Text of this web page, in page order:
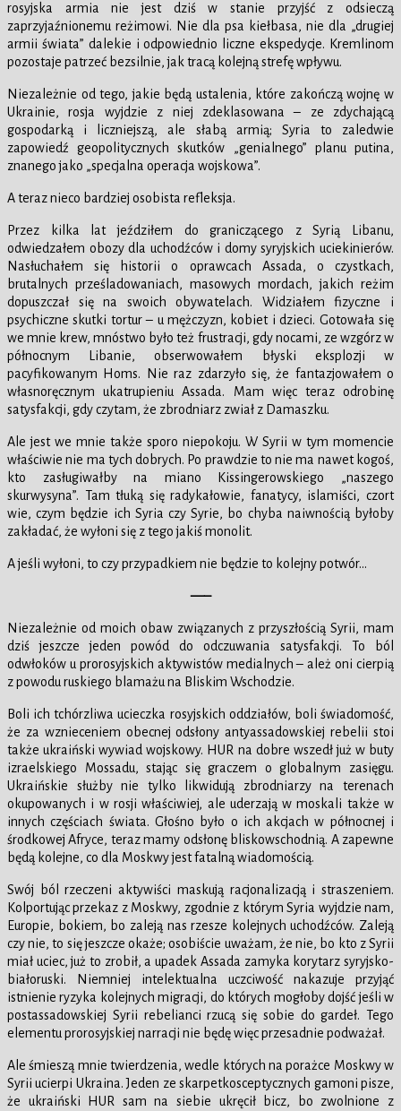
rosyjska armia nie jest dziś w stanie przyjść z odsieczą
zaprzyjaźnionemu reżimowi. Nie dla psa kiełbasa, nie dla „drugiej
armii świata” dalekie i odpowiednio liczne ekspedycje. Kremlinom
pozostaje patrzeć bezsilnie, jak tracą kolejną strefę wpływu.
Niezależnie od tego, jakie będą ustalenia, które zakończą wojnę w
Ukrainie, rosja wyjdzie z niej zdeklasowana – ze zdychającą
gospodarką i liczniejszą, ale słabą armią; Syria to zaledwie
zapowiedź geopolitycznych skutków „genialnego” planu putina,
znanego jako „specjalna operacja wojskowa”.
A teraz nieco bardziej osobista refleksja.
Przez kilka lat jeździłem do graniczącego z Syrią Libanu,
odwiedzałem obozy dla uchodźców i domy syryjskich uciekinierów.
Nasłuchałem się historii o oprawcach Assada, o czystkach,
brutalnych prześladowaniach, masowych mordach, jakich reżim
dopuszczał się na swoich obywatelach. Widziałem fizyczne i
psychiczne skutki tortur – u mężczyzn, kobiet i dzieci. Gotowała się
we mnie krew, mnóstwo było też frustracji, gdy nocami, ze wzgórz w
północnym Libanie, obserwowałem błyski eksplozji w
pacyfikowanym Homs. Nie raz zdarzyło się, że fantazjowałem o
własnoręcznym ukatrupieniu Assada. Mam więc teraz odrobinę
satysfakcji, gdy czytam, że zbrodniarz zwiał z Damaszku.
Ale jest we mnie także sporo niepokoju. W Syrii w tym momencie
właściwie nie ma tych dobrych. Po prawdzie to nie ma nawet kogoś,
kto zasługiwałby na miano Kissingerowskiego „naszego
skurwysyna”. Tam tłuką się radykałowie, fanatycy, islamiści, czort
wie, czym będzie ich Syria czy Syrie, bo chyba naiwnością byłoby
zakładać, że wyłoni się z tego jakiś monolit.
A jeśli wyłoni, to czy przypadkiem nie będzie to kolejny potwór…
—–
Niezależnie od moich obaw związanych z przyszłością Syrii, mam
dziś jeszcze jeden powód do odczuwania satysfakcji. To ból
odwłoków u prorosyjskich aktywistów medialnych – ależ oni cierpią
z powodu ruskiego blamażu na Bliskim Wschodzie.
Boli ich tchórzliwa ucieczka rosyjskich oddziałów, boli świadomość,
że za wznieceniem obecnej odsłony antyassadowskiej rebelii stoi
także ukraiński wywiad wojskowy. HUR na dobre wszedł już w buty
izraelskiego Mossadu, stając się graczem o globalnym zasięgu.
Ukraińskie służby nie tylko likwidują zbrodniarzy na terenach
okupowanych i w rosji właściwiej, ale uderzają w moskali także w
innych częściach świata. Głośno było o ich akcjach w północnej i
środkowej Afryce, teraz mamy odsłonę bliskowschodnią. A zapewne
będą kolejne, co dla Moskwy jest fatalną wiadomością.
Swój ból rzeczeni aktywiści maskują racjonalizacją i straszeniem.
Kolportując przekaz z Moskwy, zgodnie z którym Syria wyjdzie nam,
Europie, bokiem, bo zaleją nas rzesze kolejnych uchodźców. Zaleją
czy nie, to się jeszcze okaże; osobiście uważam, że nie, bo kto z Syrii
miał uciec, już to zrobił, a upadek Assada zamyka korytarz syryjsko-
białoruski. Niemniej intelektualna uczciwość nakazuje przyjąć
istnienie ryzyka kolejnych migracji, do których mogłoby dojść jeśli w
postassadowskiej Syrii rebelianci rzucą się sobie do gardeł. Tego
elementu prorosyjskiej narracji nie będę więc przesadnie podważał.
Ale śmieszą mnie twierdzenia, wedle których na porażce Moskwy w
Syrii ucierpi Ukraina. Jeden ze skarpetkosceptycznych gamoni pisze,
że ukraiński HUR sam na siebie ukręcił bicz, bo zwolnione z